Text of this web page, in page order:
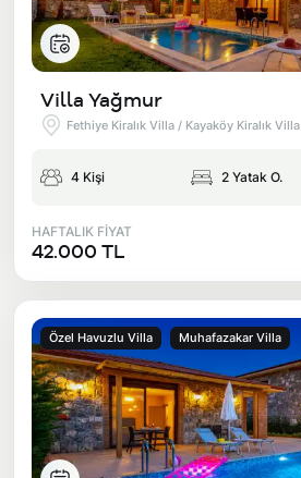
Villa Yağmur
Fethiye Kiralık Villa / Kayaköy Kiralık Villa
4 Kişi 2 Yatak O.
HAFTALIK FİYAT
42.000 TL
Özel Havuzlu Villa Muhafazakar Villa